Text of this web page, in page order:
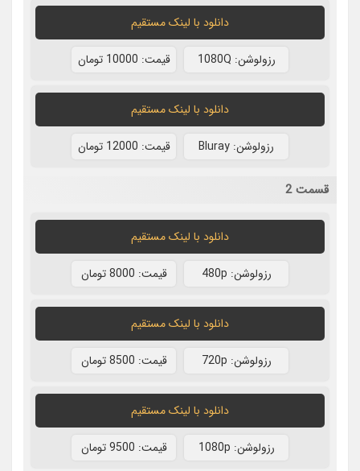
دانلود با لينک مستقيم
رزولوشن: 1080Q قيمت: 10000 تومان
دانلود با لينک مستقيم
رزولوشن: Bluray قيمت: 12000 تومان
قسمت 2
دانلود با لينک مستقيم
رزولوشن: 480p قيمت: 8000 تومان
دانلود با لينک مستقيم
رزولوشن: 720p قيمت: 8500 تومان
دانلود با لينک مستقيم
رزولوشن: 1080p قيمت: 9500 تومان